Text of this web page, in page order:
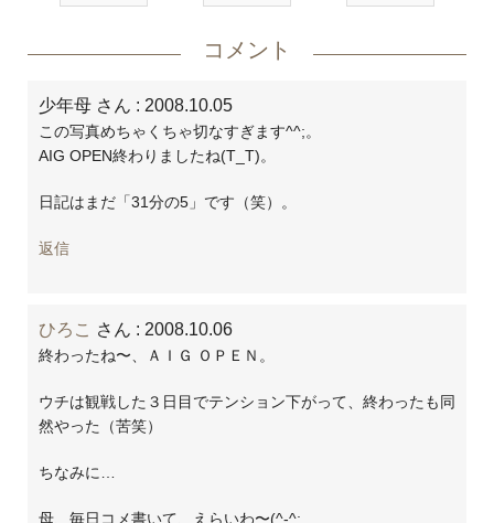
コメント
少年母 さん : 2008.10.05
この写真めちゃくちゃ切なすぎます^^;。
AIG OPEN終わりましたね(T_T)。
日記はまだ「31分の5」です（笑）。
返信
ひろこ さん : 2008.10.06
終わったね〜、ＡＩＧ ＯＰＥＮ。
ウチは観戦した３日目でテンション下がって、終わったも同
然やった（苦笑）
ちなみに…
母、毎日コメ書いて、えらいわ〜(^-^;